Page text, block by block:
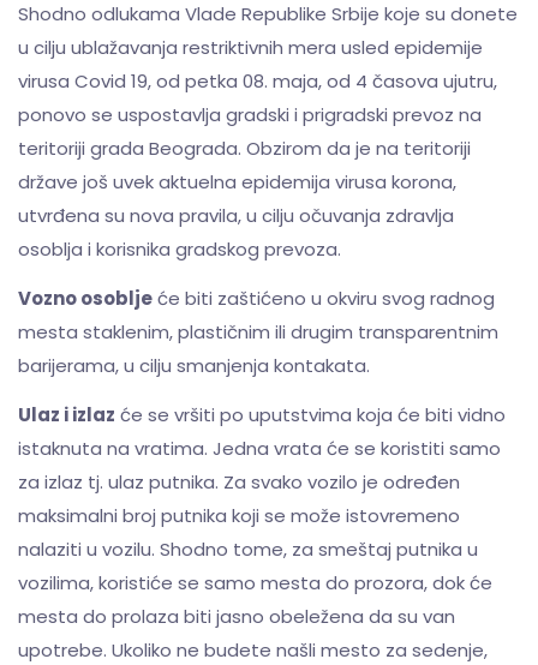
Shodno odlukama Vlade Republike Srbije koje su donete
u cilju ublažavanja restriktivnih mera usled epidemije
virusa Covid 19, od petka 08. maja, od 4 časova ujutru,
ponovo se uspostavlja gradski i prigradski prevoz na
teritoriji grada Beograda. Obzirom da je na teritoriji
države još uvek aktuelna epidemija virusa korona,
utvrđena su nova pravila, u cilju očuvanja zdravlja
osoblja i korisnika gradskog prevoza.
Vozno osobljeće biti zaštićeno u okviru svog radnog
mesta staklenim, plastičnim ili drugim transparentnim
barijerama, u cilju smanjenja kontakata.
Ulaz i izlaz će se vršiti po uputstvima koja će biti vidno
istaknuta na vratima. Jedna vrata će se koristiti samo
za izlaz tj. ulaz putnika. Za svako vozilo je određen
maksimalni broj putnika koji se može istovremeno
nalaziti u vozilu. Shodno tome, za smeštaj putnika u
vozilima, koristiće se samo mesta do prozora, dok će
mesta do prolaza biti jasno obeležena da su van
upotrebe. Ukoliko ne budete našli mesto za sedenje,